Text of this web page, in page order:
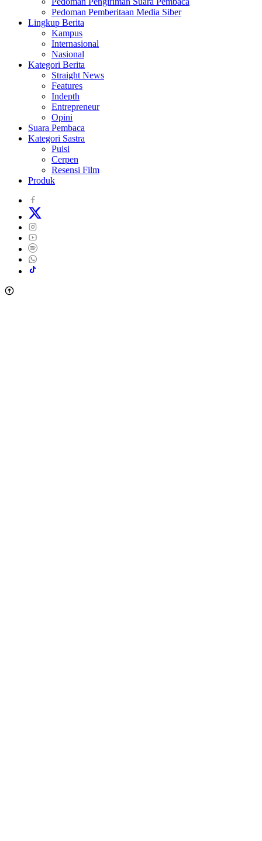
Pedoman Pemberitaan Media Siber
Lingkup Berita
Kampus
Internasional
Nasional
Kategori Berita
Straight News
Features
Indepth
Entrepreneur
Opini
Suara Pembaca
Kategori Sastra
Puisi
Cerpen
Resensi Film
Produk